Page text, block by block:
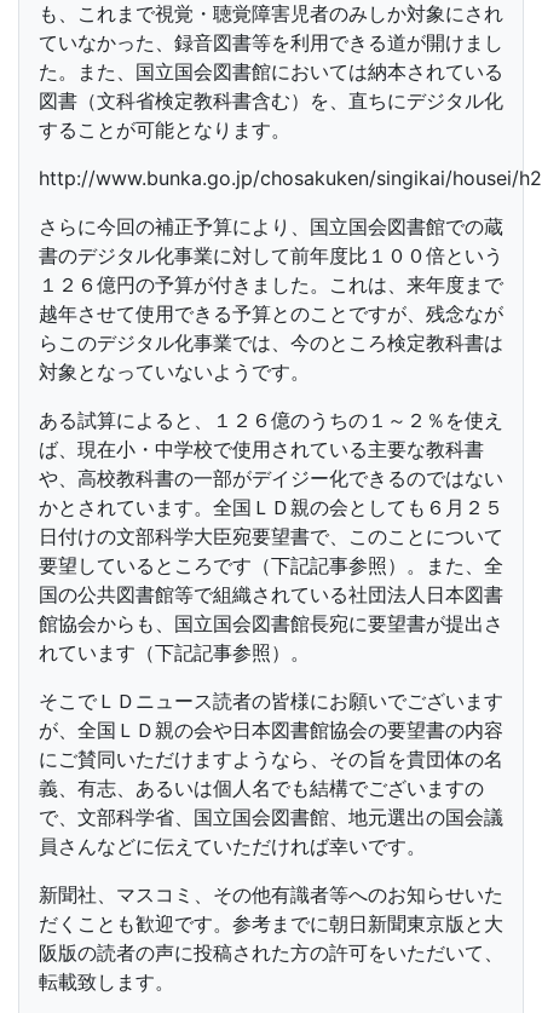
も、これまで視覚・聴覚障害児者のみしか対象にされ
ていなかった、録音図書等を利用できる道が開けまし
た。また、国立国会図書館においては納本されている
図書（文科省検定教科書含む）を、直ちにデジタル化
することが可能となります。
http://www.bunka.go.jp/chosakuken/singikai/housei/
さらに今回の補正予算により、国立国会図書館での蔵
書のデジタル化事業に対して前年度比１００倍という
１２６億円の予算が付きました。これは、来年度まで
越年させて使用できる予算とのことですが、残念なが
らこのデジタル化事業では、今のところ検定教科書は
対象となっていないようです。
ある試算によると、１２６億のうちの１～２％を使え
ば、現在小・中学校で使用されている主要な教科書
や、高校教科書の一部がデイジー化できるのではない
かとされています。全国ＬＤ親の会としても６月２５
日付けの文部科学大臣宛要望書で、このことについて
要望しているところです（下記記事参照）。また、全
国の公共図書館等で組織されている社団法人日本図書
館協会からも、国立国会図書館長宛に要望書が提出さ
れています（下記記事参照）。
そこでＬＤニュース読者の皆様にお願いでございます
が、全国ＬＤ親の会や日本図書館協会の要望書の内容
にご賛同いただけますようなら、その旨を貴団体の名
義、有志、あるいは個人名でも結構でございますの
で、文部科学省、国立国会図書館、地元選出の国会議
員さんなどに伝えていただければ幸いです。
新聞社、マスコミ、その他有識者等へのお知らせいた
だくことも歓迎です。参考までに朝日新聞東京版と大
阪版の読者の声に投稿された方の許可をいただいて、
転載致します。